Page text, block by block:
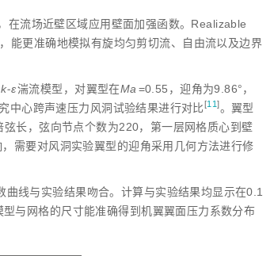
在流场近壁区域应用壁面加强函数。Realizable
能更准确地模拟有旋均匀剪切流、自由流以及边界
k⁃ε湍流模型，对翼型在Ma =0.55，迎角为9.86°，
中心跨声速压力风洞试验结果进行对比 [11]。翼型
长，弦向节点个数为220，第一层网格质心到壁
需要对风洞实验翼型的迎角采用几何方法进行修
曲线与实验结果吻合。计算与实验结果均显示在0.1
与网格的尺寸能准确得到机翼翼面压力系数分布